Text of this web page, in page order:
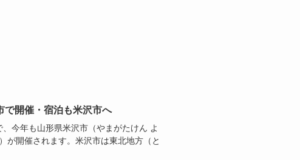
で開催・宿泊も米沢市へ
今年も山形県米沢市（やまがたけん よ
が開催されます。米沢市は東北地方（と